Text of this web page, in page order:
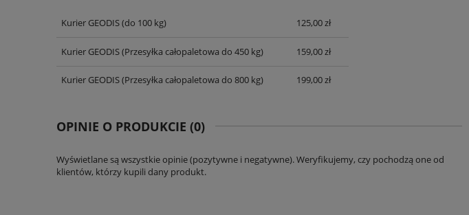
CENA NIE ZAWIERA EWENTUALNYCH
Kurier GEODIS(do 100 kg) 125,00 zł
Kurier GEODIS(Przesyłka całopaletowa do 450 kg) 159,00 zł
Kurier GEODIS(Przesyłka całopaletowa do 800 kg) 199,00 zł
OPINIE O PRODUKCIE (0)
Wyświetlane są wszystkie opinie (pozytywne i negatywne). Weryfikujemy, czy pochodzą one od
klientów, którzy kupili dany produkt.